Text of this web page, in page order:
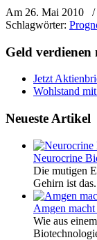
Am 26. Mai 2010
/
Schlagwörter:
Geld
Jetzt
Wohlstand
Neueste Artikel
Neurocrine
Die mutigen
Gehirn ist
Amgen
Wie aus